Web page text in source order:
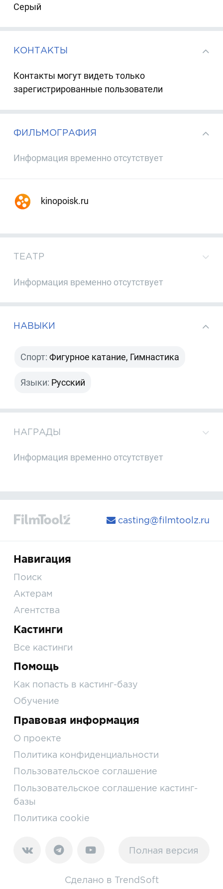
Серый
КОНТАКТЫ
Контакты могут видеть только
зарегистрированные пользователи
ФИЛЬМОГРАФИЯ
Информация временно отсутствует
kinopoisk.ru
ТЕАТР
Информация временно отсутствует
НАВЫКИ
Спорт: Фигурное катание, Гимнастика
Языки: Русский
НАГРАДЫ
Информация временно отсутствует
casting@filmtoolz.ru
Навигация
Поиск
Актерам
Агентства
Кастинги
Все кастинги
Помощь
Как попасть в кастинг-базу
Обучение
Правовая информация
О проекте
Политика конфиденциальности
Пользовательское соглашение
Пользовательское соглашение кастинг-
базы
Политика cookie
Полная версия
Сделано в TrendSoft